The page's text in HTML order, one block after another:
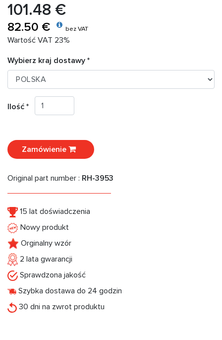
101.48 €
82.50 € bez VAT
Wartość VAT 23%
Wybierz kraj dostawy *
Ilość *
Zamówienie
Original part number : RH-3953
15 lat doświadczenia
Nowy produkt
Orginalny wzór
2 lata gwarancji
Sprawdzona jakość
Szybka dostawa do 24 godzin
30 dni na zwrot produktu